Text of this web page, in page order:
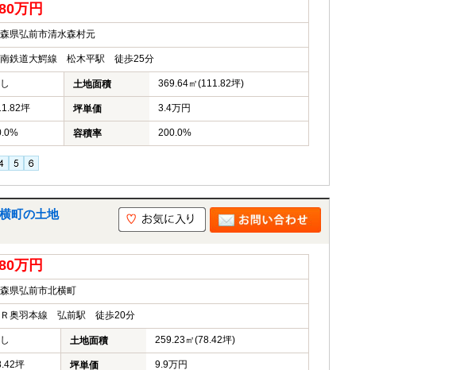
万円
県弘前市清水森村元
鉄道大鰐線 松木平駅 徒歩25分
土地面積 369.64㎡(111.82坪)
坪 坪単価 3.4万円
容積率 200.0%
町の土地
万円
県弘前市北横町
Ｒ奥羽本線 弘前駅 徒歩20分
土地面積 259.23㎡(78.42坪)
坪 坪単価 9.9万円